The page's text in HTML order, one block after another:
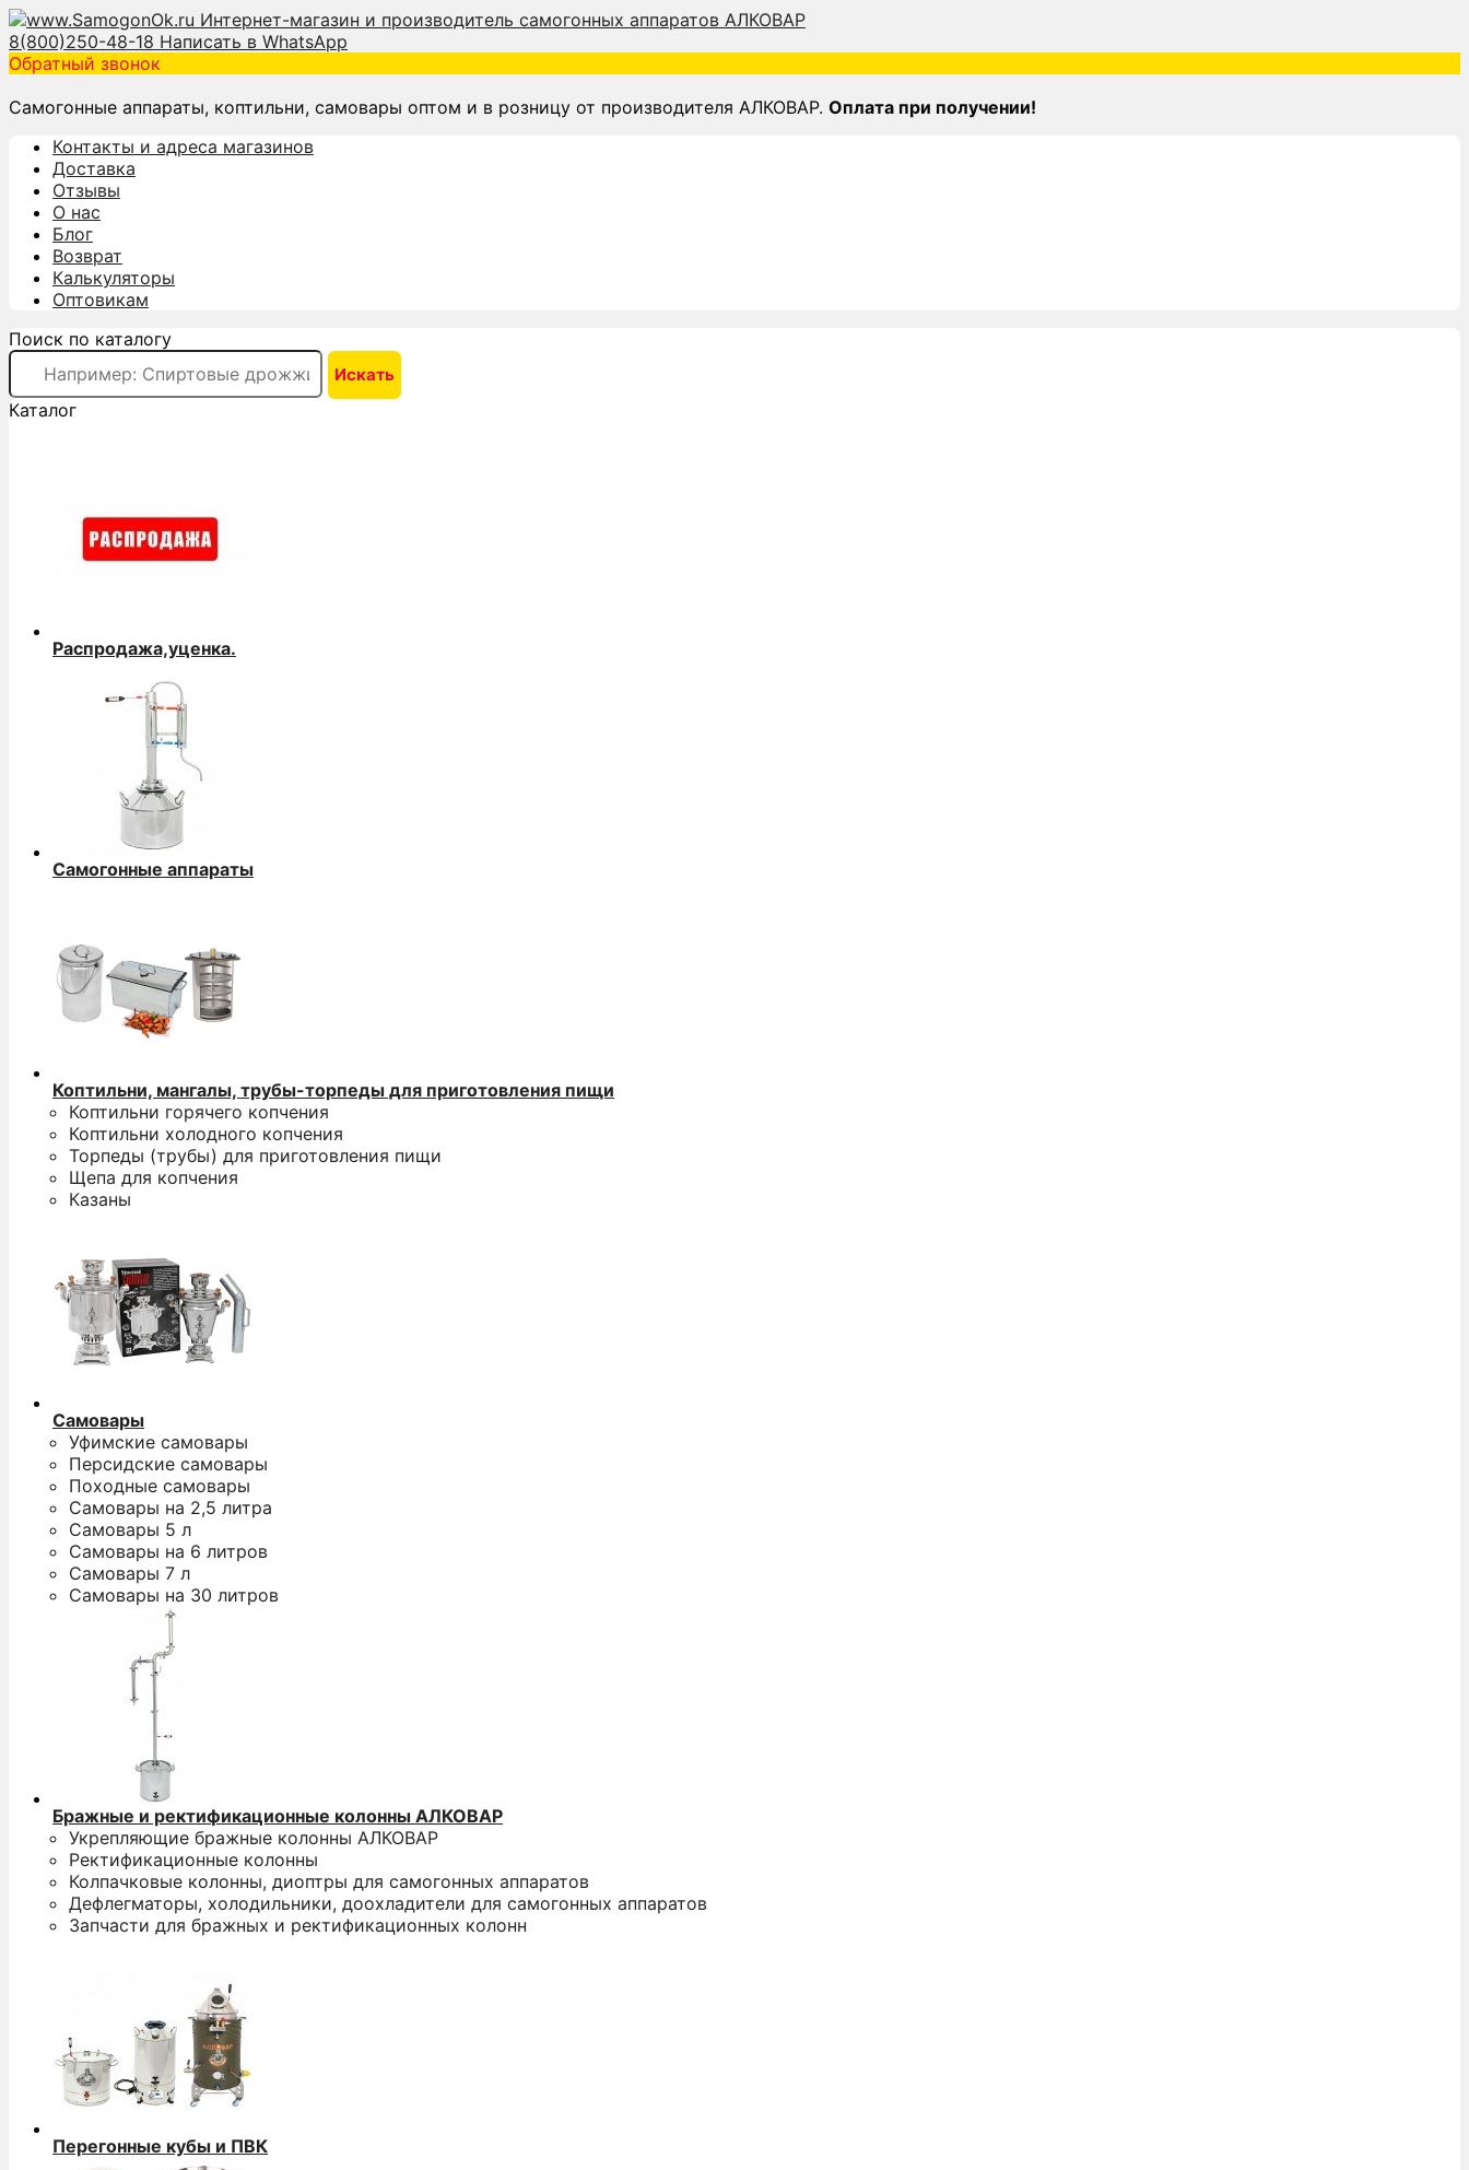
8(800)250-48-18 Написать в WhatsApp
Обратный звонок
Самогонные аппараты, коптильни, самовары оптом и в розницу от производителя АЛКОВАР. Оплата при получении!
Контакты и адреса магазинов
Доставка
Отзывы
О нас
Блог
Возврат
Калькуляторы
Оптовикам
Поиск по каталогу
Каталог
Распродажа,уценка.
Самогонные аппараты
Коптильни, мангалы, трубы-торпеды для приготовления пищи
Коптильни горячего копчения
Коптильни холодного копчения
Торпеды (трубы) для приготовления пищи
Щепа для копчения
Казаны
Самовары
Уфимские самовары
Персидские самовары
Походные самовары
Самовары на 2,5 литра
Самовары 5 л
Самовары на 6 литров
Самовары 7 л
Самовары на 30 литров
Бражные и ректификационные колонны АЛКОВАР
Укрепляющие бражные колонны АЛКОВАР
Ректификационные колонны
Колпачковые колонны, диоптры для самогонных аппаратов
Дефлегматоры, холодильники, доохладители для самогонных аппаратов
Запчасти для бражных и ректификационных колонн
Перегонные кубы и ПВК